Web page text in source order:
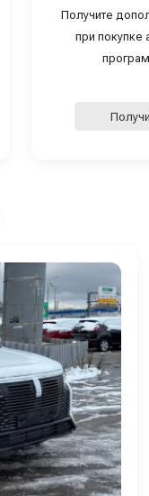
Получите
при покупке